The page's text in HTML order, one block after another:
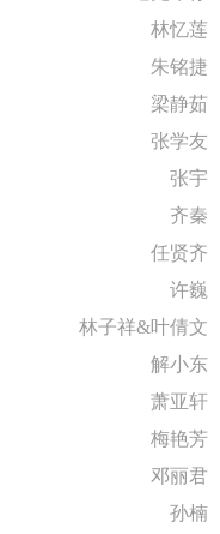
林忆莲
朱铭捷
梁静茹
张学友
张宇
齐秦
任贤齐
许巍
林子祥&叶倩文
解小东
萧亚轩
梅艳芳
邓丽君
孙楠